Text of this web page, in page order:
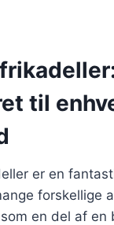
til
er en
forskellige
en del af en